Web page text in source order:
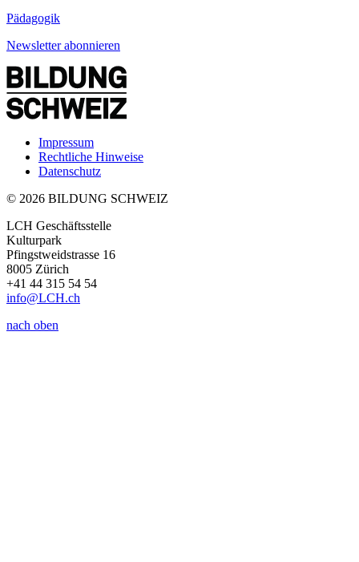
Pädagogik
Newsletter abonnieren
Impressum
Rechtliche Hinweise
Datenschutz
© 2026 BILDUNG SCHWEIZ
LCH Geschäftsstelle
Kulturpark
Pfingstweidstrasse 16
8005 Zürich
+41 44 315 54 54
info@LCH.ch
nach oben